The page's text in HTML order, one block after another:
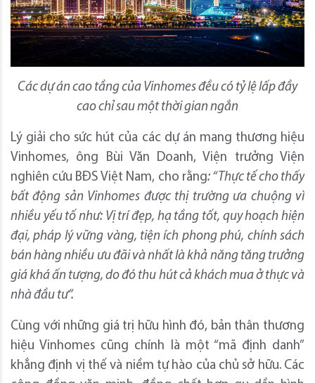
Các dự án cao tầng của Vinhomes đều có tỷ lệ lấp đầy
cao chỉ sau một thời gian ngắn
Lý giải cho sức hút của các dự án mang thương hiệu
Vinhomes, ông Bùi Văn Doanh, Viện trưởng Viện
nghiên cứu BĐS Việt Nam, cho rằng: “ Thực tế cho thấy
bất động sản Vinhomes được thị trường ưa chuộng vì
nhiều yếu tố như: Vị trí đẹp, hạ tầng tốt, quy hoạch hiện
đại, pháp lý vững vàng, tiện ích phong phú, chính sách
bán hàng nhiều ưu đãi và nhất là khả năng tăng trưởng
giá khá ấn tượng, do đó thu hút cả khách mua ở thực và
nhà đầu tư”.
Cùng với những giá trị hữu hình đó, bản thân thương
hiệu Vinhomes cũng chính là một “mã định danh”
khẳng định vị thế và niềm tự hào của chủ sở hữu. Các